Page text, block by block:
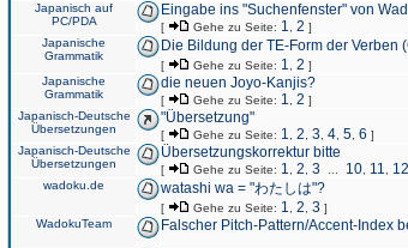
Japanisch auf
PC/PDA
Eingabe ins "Suchenfenster" von
[ Gehe zu Seite: 1 2 ]
Japanische
Grammatik
Die Bildung der TE-Form der Verben
[ Gehe zu Seite: 1 2 ]
Japanische
Grammatik
die neuen Joyo-Kanjis?
[ Gehe zu Seite: 1 2 ]
Japanisch-Deutsche
Übersetzungen
"Übersetzung"
[ Gehe zu Seite: 1 2 3 4 5 6 ]
Japanisch-Deutsche
Übersetzungen
Übersetzungskorrektur bitte
[ Gehe zu Seite: 1 2 3 10 11 12
wadoku.de watashi wa = "わたしは"?
[ Gehe zu Seite: 1 2 3 ]
WadokuTeam Falscher Pitch-Pattern/Accent-Index